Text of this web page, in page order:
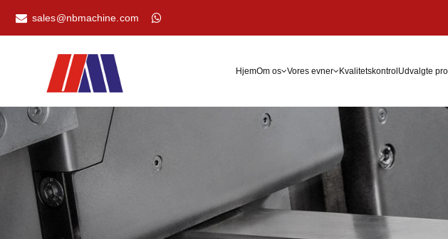
sales@nbmachine.com
HjemOm os Vores evner Kvalitetskontrol Udvalgte